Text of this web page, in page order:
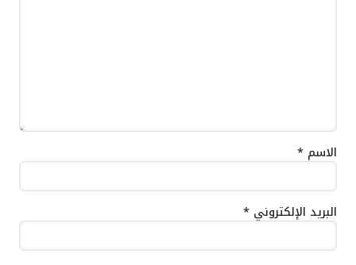
الاسم *
البريد الإلكتروني *